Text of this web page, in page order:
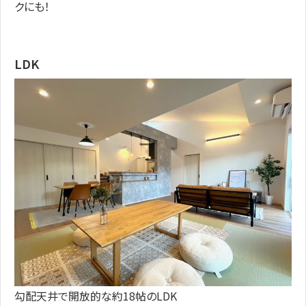
クにも！
LDK
勾配天井で開放的な約18帖のLDK